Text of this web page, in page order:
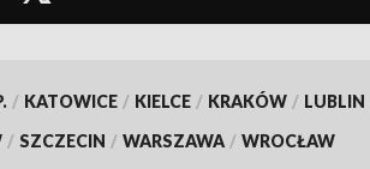
/ KATOWICE / KIELCE / KRAKÓW / LUBLIN
/ SZCZECIN / WARSZAWA / WROCŁAW